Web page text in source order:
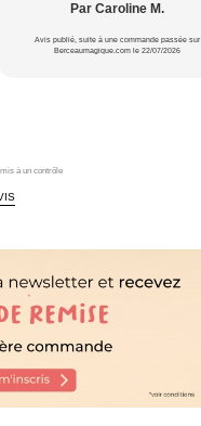
Par Caroline M.
Avis publié, suite à une commande passée sur
Berceaumagique.com le 22/07/2026
à un contrôle